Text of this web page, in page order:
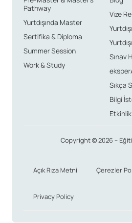
Pathway
Yurtdışında Master
Sertifika & Diploma
Summer Session
Work & Study
Vize
Sınav
Sıkça
Bilgi
Etkinlik
Copyright © 2026 –
Açık Rıza Metni Çerezler
Privacy Policy